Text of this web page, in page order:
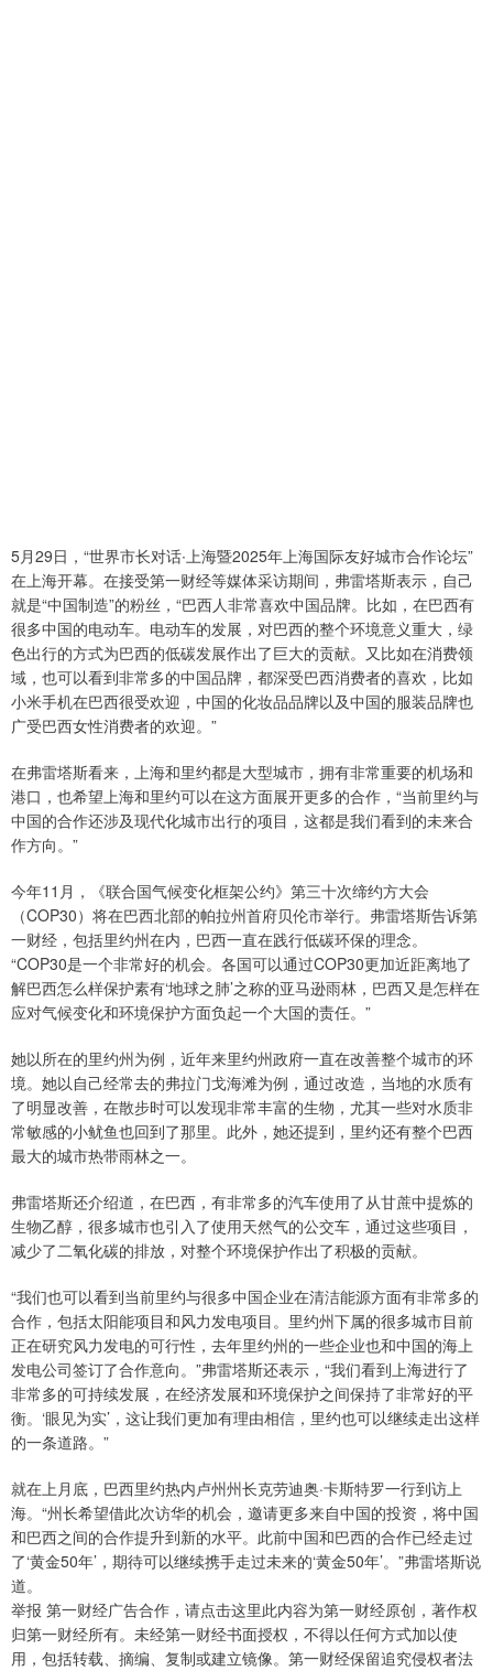
5月29日，“世界市长对话∙上海暨2025年上海国际友好城市合作论坛”
在上海开幕。在接受第一财经等媒体采访期间，弗雷塔斯表示，自己
就是“中国制造”的粉丝，“巴西人非常喜欢中国品牌。比如，在巴西有
很多中国的电动车。电动车的发展，对巴西的整个环境意义重大，绿
色出行的方式为巴西的低碳发展作出了巨大的贡献。又比如在消费领
域，也可以看到非常多的中国品牌，都深受巴西消费者的喜欢，比如
小米手机在巴西很受欢迎，中国的化妆品品牌以及中国的服装品牌也
广受巴西女性消费者的欢迎。”
在弗雷塔斯看来，上海和里约都是大型城市，拥有非常重要的机场和
港口，也希望上海和里约可以在这方面展开更多的合作，“当前里约与
中国的合作还涉及现代化城市出行的项目，这都是我们看到的未来合
作方向。”
今年11月，《联合国气候变化框架公约》第三十次缔约方大会
（COP30）将在巴西北部的帕拉州首府贝伦市举行。弗雷塔斯告诉第
一财经，包括里约州在内，巴西一直在践行低碳环保的理念。
“COP30是一个非常好的机会。各国可以通过COP30更加近距离地了
解巴西怎么样保护素有‘地球之肺’之称的亚马逊雨林，巴西又是怎样在
应对气候变化和环境保护方面负起一个大国的责任。”
她以所在的里约州为例，近年来里约州政府一直在改善整个城市的环
境。她以自己经常去的弗拉门戈海滩为例，通过改造，当地的水质有
了明显改善，在散步时可以发现非常丰富的生物，尤其一些对水质非
常敏感的小鱿鱼也回到了那里。此外，她还提到，里约还有整个巴西
最大的城市热带雨林之一。
弗雷塔斯还介绍道，在巴西，有非常多的汽车使用了从甘蔗中提炼的
生物乙醇，很多城市也引入了使用天然气的公交车，通过这些项目，
减少了二氧化碳的排放，对整个环境保护作出了积极的贡献。
“我们也可以看到当前里约与很多中国企业在清洁能源方面有非常多的
合作，包括太阳能项目和风力发电项目。里约州下属的很多城市目前
正在研究风力发电的可行性，去年里约州的一些企业也和中国的海上
发电公司签订了合作意向。”弗雷塔斯还表示，“我们看到上海进行了
非常多的可持续发展，在经济发展和环境保护之间保持了非常好的平
衡。‘眼见为实’，这让我们更加有理由相信，里约也可以继续走出这样
的一条道路。”
就在上月底，巴西里约热内卢州州长克劳迪奥·卡斯特罗一行到访上
海。“州长希望借此次访华的机会，邀请更多来自中国的投资，将中国
和巴西之间的合作提升到新的水平。此前中国和巴西的合作已经走过
了‘黄金50年’，期待可以继续携手走过未来的‘黄金50年’。”弗雷塔斯说
道。
举报 第一财经广告合作，请点击这里此内容为第一财经原创，著作权
归第一财经所有。未经第一财经书面授权，不得以任何方式加以使
用，包括转载、摘编、复制或建立镜像。第一财经保留追究侵权者法